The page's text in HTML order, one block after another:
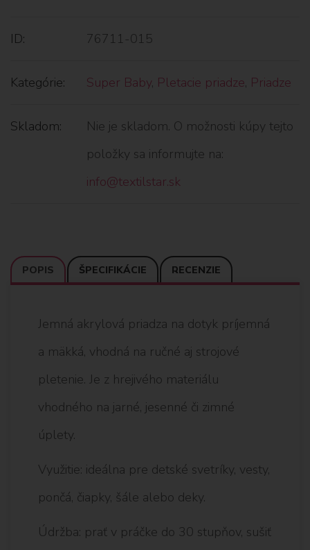
ID: 76711-015
Kategórie: Super Baby, Pletacie priadze, Priadze
Skladom:
Nie je skladom. O možnosti kúpy tejto
položky sa informujte na:
info@textilstar.sk
POPIS ŠPECIFIKÁCIE RECENZIE
Jemná akrylová priadza na dotyk príjemná
a mäkká, vhodná na ručné aj strojové
pletenie. Je z hrejivého materiálu
vhodného na jarné, jesenné či zimné
úplety.
Využitie: ideálna pre detské svetríky, vesty,
pončá, čiapky, šále alebo deky.
Údržba: prať v práčke do 30 stupňov, sušiť